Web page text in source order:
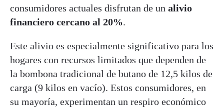
consumidores actuales disfrutan de un alivio
financiero cercano al 20%.
Este alivio es especialmente significativo para los
hogares con recursos limitados que dependen de
la bombona tradicional de butano de 12,5 kilos de
carga (9 kilos en vacío). Estos consumidores, en
su mayoría, experimentan un respiro económico